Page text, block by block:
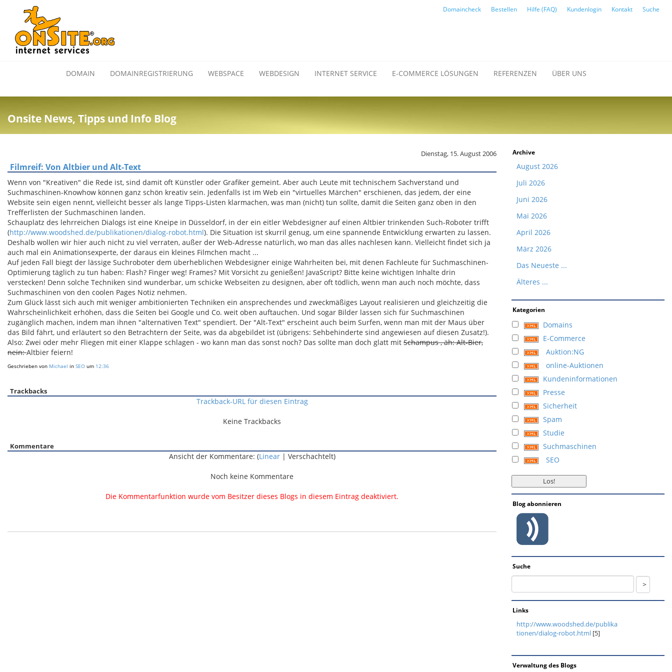
Domaincheck Bestellen Hilfe (FAQ) Kundenlogin Kontakt Suche
DOMAIN DOMAINREGISTRIERUNG WEBSPACE WEBDESIGN INTERNET SERVICE E-COMMERCE LÖSUNGEN REFERENZEN ÜBER UNS
Onsite News, Tipps und Info Blog
Dienstag, 15. August 2006
Filmreif: Von Altbier und Alt-Text
Wenn von "Kreativen" die Rede ist, sind damit oft Künstler oder Grafiker gemeint. Aber auch Leute mit technischem Sachverstand und
Suchmaschinen-Knowhow können ganz schön kreativ sein. Jedenfalls ist im Web ein "virtuelles Märchen" erschienen, das jedem, der eine
Website sein eigen nennt, vielleicht besser als lange Tipps-Listen klarmachen, was man (nicht) tun sollte, damit die Seiten ganz oben in den
Trefferlisten der Suchmaschinen landen.
Schauplatz des lehrreichen Dialogs ist eine Kneipe in Düsseldorf, in der ein eitler Webdesigner auf einen Altbier trinkenden Such-Roboter trifft
(http://www.woodshed.de/publikationen/dialog-robot.html). Die Situation ist skurril genug, um eine spannende Entwicklung erwarten zu lassen.
Deshalb wollen wir hier auch nicht zu viel verraten, außer der Web-Adresse natürlich, wo man das alles nachlesen kann. Vielleicht findet sich ja
auch mal ein Animationsexperte, der daraus ein kleines Filmchen macht ...
Auf jeden Fall biegt der lässige Suchroboter dem überheblichen Webdesigner einige Wahrheiten bei, mit denen Fachleute für Suchmaschinen-
Optimierung täglich zu tun haben: Flash? Finger weg! Frames? Mit Vorsicht zu genießen! JavaScript? Bitte keine wichtigen Inhalte drin
verstecken! Denn solche Techniken sind wunderbar, um schicke Webseiten zu designen, aber oft tödlich, wenn man auch noch möchte, dass
Suchmaschinen von den coolen Pages Notiz nehmen.
Zum Glück lässt sich auch mit weniger ambitionierten Techniken ein ansprechendes und zweckmäßiges Layout realisieren und gleichzeitig die
Wahrscheinlichkeit erhöhen, dass die Seiten bei Google und Co. weit oben auftauchen. Und sogar Bilder lassen sich für Suchmaschinen
zugänglich machen, indem man ihnen "alternativen Text" spendiert. Der "Alt-Text" erscheint auch beim Surfen, wenn man mit der Maus über
das Bild fährt, und erläutert so den Betrachtern der Seite, was da abgebildet ist (übrigens: Sehbehinderte sind angewiesen auf diesen Zusatz!).
Also: Zwei oder mehr Fliegen mit einer Klappe schlagen - wo kann man das sonst noch? Das sollte man doch glatt mit Schampus , äh: Alt-Bier,
nein:Altbier feiern!
Geschrieben von Michael in SEO um 12:36
Trackbacks
Trackback-URL für diesen Eintrag
Keine Trackbacks
Kommentare
Ansicht der Kommentare: (Linear| Verschachtelt)
Noch keine Kommentare
Die Kommentarfunktion wurde vom Besitzer dieses Blogs in diesem Eintrag deaktiviert.
Archive
August 2026
Juli 2026
Juni 2026
Mai 2026
April 2026
März 2026
Das Neueste ...
Älteres ...
Kategorien
Domains
E-Commerce
Auktion:NG
online-Auktionen
Kundeninformationen
Presse
Sicherheit
Spam
Studie
Suchmaschinen
SEO
Blog abonnieren
Suche
Links
http://www.woodshed.de/publika
tionen/dialog-robot.html [5]
Verwaltung des Blogs